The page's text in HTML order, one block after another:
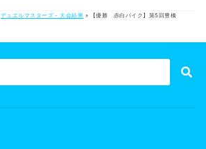
デュエルマスターズ - 大会結果 »
【優勝 赤白バイク】第5回豊橋